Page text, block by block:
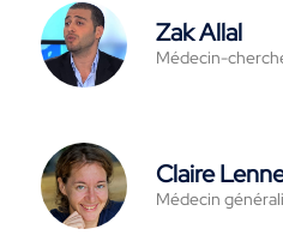
Zak Allal
Médecin-
Claire
Médecin